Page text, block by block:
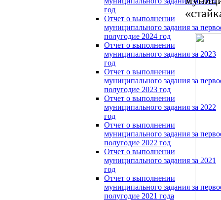
год
Отчет о выполнении
муниципального задания за
полугодие 2024 год
Отчет о выполнении
муниципального задания за 2023
год
Отчет о выполнении
муниципального задания за
полугодие 2023 год
Отчет о выполнении
муниципального задания за 2022
год
Отчет о выполнении
муниципального задания за
полугодие 2022 год
Отчет о выполнении
муниципального задания за 2021
год
Отчет о выполнении
муниципального задания за
полугодие 2021 года